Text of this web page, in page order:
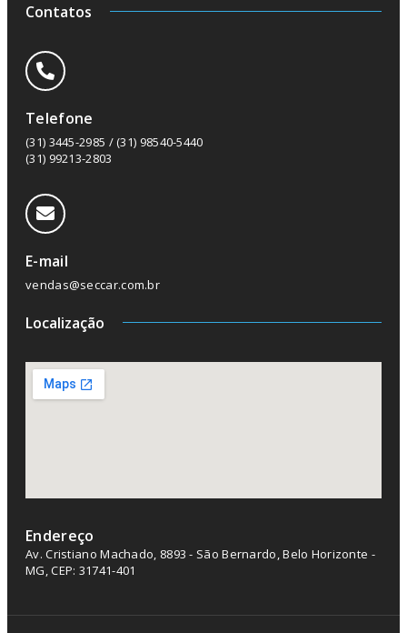
Contatos
Telefone
(31) 3445-2985 / (31) 98540-5440
(31) 99213-2803
E-mail
vendas@seccar.com.br
Localização
Endereço
Av. Cristiano Machado, 8893 - São Bernardo, Belo Horizonte -
MG, CEP: 31741-401